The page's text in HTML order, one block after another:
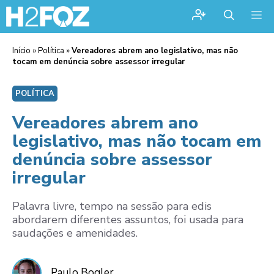
Início »Política »Vereadores abrem ano legislativo, mas não
tocam em denúncia sobre assessor irregular
POLÍTICA
Vereadores abrem ano
legislativo, mas não tocam em
denúncia sobre assessor
irregular
Palavra livre, tempo na sessão para edis
abordarem diferentes assuntos, foi usada para
saudações e amenidades.